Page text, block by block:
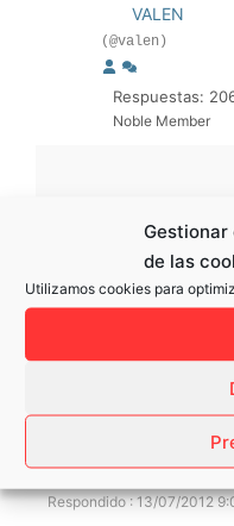
de las
Utilizamos cookies para
VALEN
(@valen)
Respuestas:
Noble Member
Yo me la habría
caballos más.
Saludos
Respondido : 13/07/2012